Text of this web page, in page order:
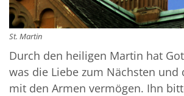
St. Martin
Durch den heiligen Martin hat
was die Liebe zum Nächsten und
mit den Armen vermögen. Ihn